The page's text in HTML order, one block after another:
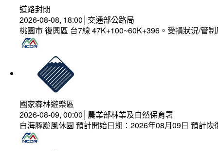
道路封閉
2026-08-08, 18:00│交通部公路局
桃園市 復興區 台7線 47K+100~60K+396。受損狀況/管
國家森林遊樂區
2026-08-09, 00:00│農業部林業及自然保育署
白海豚颱風休園 預計開始日期：2026年08月09日 預計